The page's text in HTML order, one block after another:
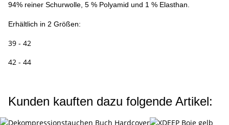
94% reiner Schurwolle, 5 % Polyamid und 1 % Elasthan.
Erhältlich in 2 Größen:
39 - 42
42 - 44
Kunden kauften dazu folgende Artikel: